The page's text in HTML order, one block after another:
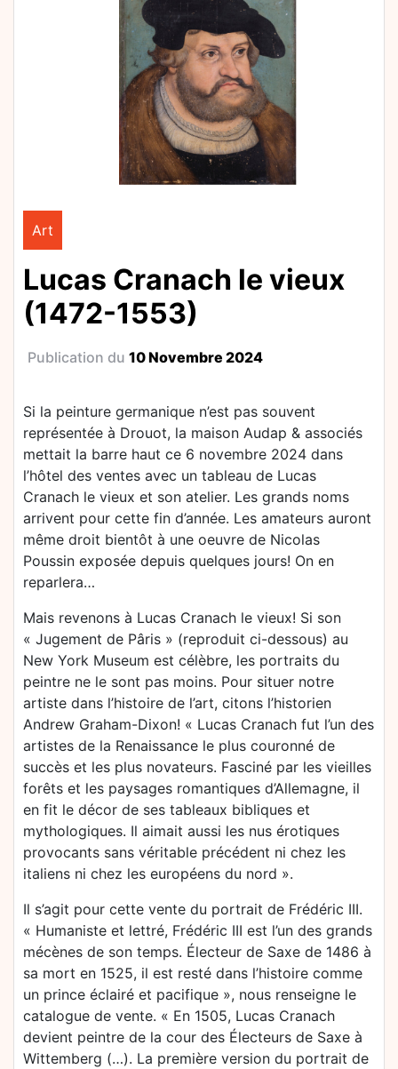
Art
Lucas Cranach le vieux
(1472-1553)
Publication du 10 Novembre 2024
Si la peinture germanique n’est pas souvent
représentée à Drouot, la maison Audap & associés
mettait la barre haut ce 6 novembre 2024 dans
l’hôtel des ventes avec un tableau de Lucas
Cranach le vieux et son atelier. Les grands noms
arrivent pour cette fin d’année. Les amateurs auront
même droit bientôt à une oeuvre de Nicolas
Poussin exposée depuis quelques jours! On en
reparlera…
Mais revenons à Lucas Cranach le vieux! Si son
« Jugement de Pâris » (reproduit ci-dessous) au
New York Museum est célèbre, les portraits du
peintre ne le sont pas moins. Pour situer notre
artiste dans l’histoire de l’art, citons l’historien
Andrew Graham-Dixon! « Lucas Cranach fut l’un des
artistes de la Renaissance le plus couronné de
succès et les plus novateurs. Fasciné par les vieilles
forêts et les paysages romantiques d’Allemagne, il
en fit le décor de ses tableaux bibliques et
mythologiques. Il aimait aussi les nus érotiques
provocants sans véritable précédent ni chez les
italiens ni chez les européens du nord ».
Il s’agit pour cette vente du portrait de Frédéric III.
« Humaniste et lettré, Frédéric III est l’un des grands
mécènes de son temps. Électeur de Saxe de 1486 à
sa mort en 1525, il est resté dans l’histoire comme
un prince éclairé et pacifique », nous renseigne le
catalogue de vente. « En 1505, Lucas Cranach
devient peintre de la cour des Électeurs de Saxe à
Wittemberg (…). La première version du portrait de